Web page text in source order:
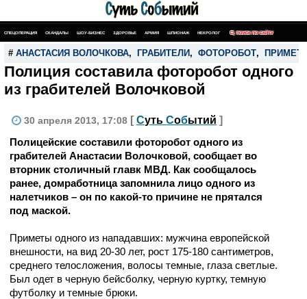
СПЕЦОПЕРАЦИЯ СКАНДАЛЫ ШОУ-БИЗНЕС ЗДОРОВЬЕ АРМИЯ ШПИОНАЖ НЕКРОЛОГ ПОИСК ПО САЙТУ
# АНАСТАСИЯ ВОЛОЧКОВА, ГРАБИТЕЛИ , ФОТОРОБОТ,
Полиция составила фоторобот одного
из грабителей Волочковой
30 апреля 2013, 17:08 [ Суть Событий ]
Полицейские составили фоторобот одного из
грабителей Анастасии Волочковой, сообщает во
вторник столичный главк МВД. Как сообщалось
ранее, домработница запомнила лицо одного из
налетчиков – он по какой-то причине не прятался
под маской.
Приметы одного из нападавших: мужчина европейской
внешности, на вид 20-30 лет, рост 175-180 сантиметров,
среднего телосложения, волосы темные, глаза светлые.
Был одет в черную бейсболку, черную куртку, темную
футболку и темные брюки.